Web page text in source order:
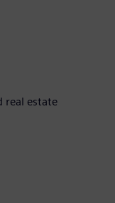
real estate